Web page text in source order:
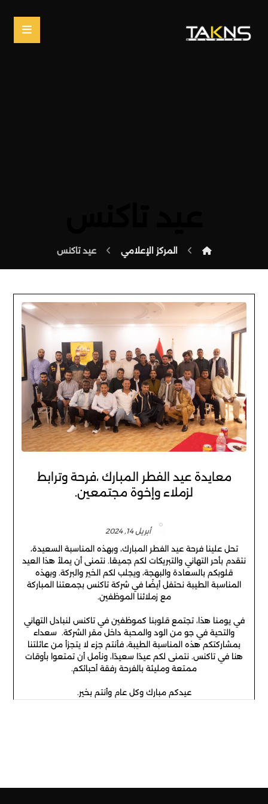
المركز الإعلامي عيد تاكنس
معايدة عيد الفطر المبارك ،فرحة وترابط
لزملاء وإخوة مجتمعين.
أبريل 14, 2024
تحل علينا فرحة عيد الفطر المبارك، وبهذه المناسبة السعيدة،
نتقدم بأحر التهاني والتبريكات لكم جميعًا. نتمنى أن يملأ هذا العيد
قلوبكم بالسعادة والبهجة، ويجلب لكم الخير والبركة. وبهذه
المناسبة الطيبة نحتفل أيضًا في شركة تاكنس بجمعتنا المباركة
مع زملائنا الموظفين.
في يومنا هذا، تجتمع قلوبنا كموظفين في تاكنس لنبادل التهاني
والتحية في جو من الود والمحبة داخل مقر الشركة. سعداء
بمشاركتكم هذه المناسبة الطيبة، فأنتم جزء لا يتجزأ من عائلتنا
هنا في تاكنس. نتمنى لكم عيدًا سعيدًا، ونأمل أن تمتعوا بأوقات
ممتعة ومليئة بالفرحة رفقة أحبائكم.
عيدكم مبارك وكل عام وأنتم بخير.